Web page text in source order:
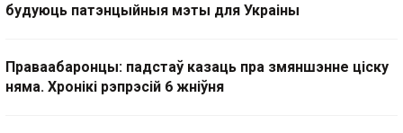
будуюць патэнцыйныя мэты для Украіны
Праваабаронцы: падстаў казаць пра змяншэнне ціску
няма. Хронікі рэпрэсій 6 жніўня